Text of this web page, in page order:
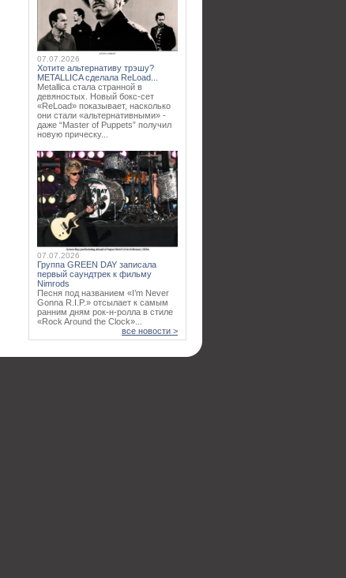
07.07.2026
Хотите альтернативу трэшу?
METALLICA сделала ReLoad...
Metallica стала странной в
девяностых. Новый бокс-сет
«ReLoad» показывает, насколько
они стали «альтернативными» -
даже “Master of Puppets” получил
новую прическу...
07.07.2026
Группа GREEN DAY записала
первый саундтрек к фильму
Nimrods
Песня под названием «I’m Never
Gonna R.I.P.» отсылает к самым
ранним дням рок-н-ролла в стиле
«Rock Around the Clock»...
все новости >